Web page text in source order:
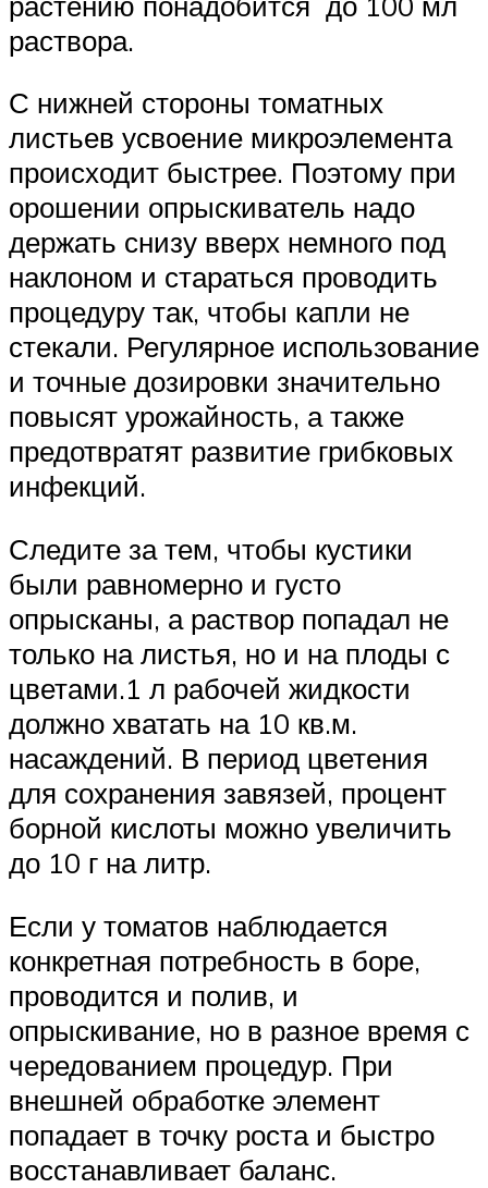
раствора.
С нижней стороны томатных
листьев усвоение микроэлемента
происходит быстрее. Поэтому при
орошении опрыскиватель надо
держать снизу вверх немного под
наклоном и стараться проводить
процедуру так, чтобы капли не
стекали. Регулярное использование
и точные дозировки значительно
повысят урожайность, а также
предотвратят развитие грибковых
инфекций.
Следите за тем, чтобы кустики
были равномерно и густо
опрысканы, а раствор попадал не
только на листья, но и на плоды с
цветами.1 л рабочей жидкости
должно хватать на 10 кв.м.
насаждений. В период цветения
для сохранения завязей, процент
борной кислоты можно увеличить
до 10 г на литр.
Если у томатов наблюдается
конкретная потребность в боре,
проводится и полив, и
опрыскивание, но в разное время с
чередованием процедур. При
внешней обработке элемент
попадает в точку роста и быстро
восстанавливает баланс.